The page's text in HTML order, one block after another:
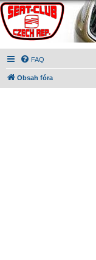
FAQ
Obsah fóra